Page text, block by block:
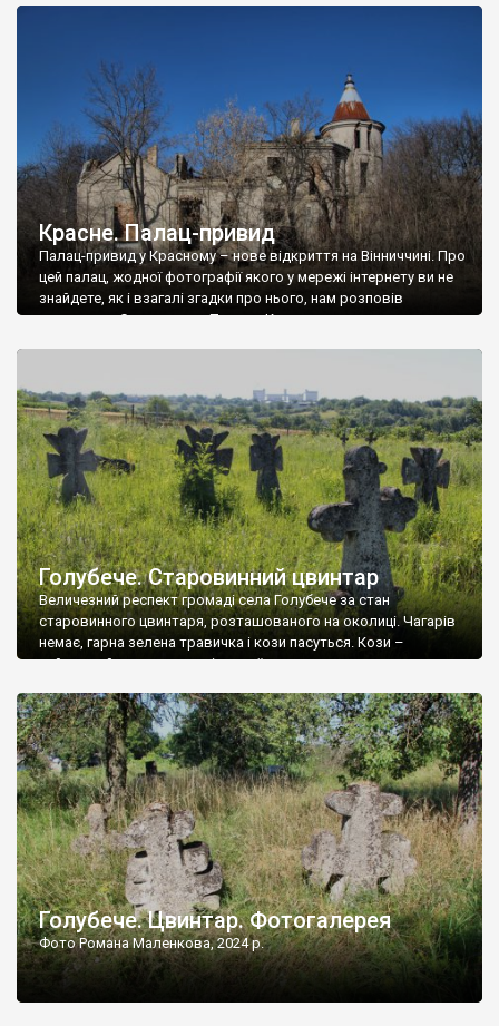
Красне. Палац-привид
Палац-привид у Красному – нове відкриття на Вінниччині. Про
цей палац, жодної фотографії якого у мережі інтернету ви не
знайдете, як і взагалі згадки про нього, нам розповів
мешканець Самгородка. Палац у Красному вразив не лише
Голубече. Старовинний цвинтар
Величезний респект громаді села Голубече за стан
старовинного цвинтаря, розташованого на околиці. Чагарів
немає, гарна зелена травичка і кози пасуться. Кози –
найкращий регулятор шкідливої, для старих кладовищ,
бруньками, кози ті бруньки обгризають, бо то улюблений
делікатес. На цвинтарі у Голубечому ціла колекція
різноманітних форм хрестів. Село відносно невелике, […]
Голубече. Цвинтар. Фотогалерея
Фото Романа Маленкова, 2024 р.